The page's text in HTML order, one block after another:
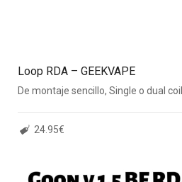
Loop RDA – GEEKVAPE
De montaje sencillo, Single o dual coil
24.95€